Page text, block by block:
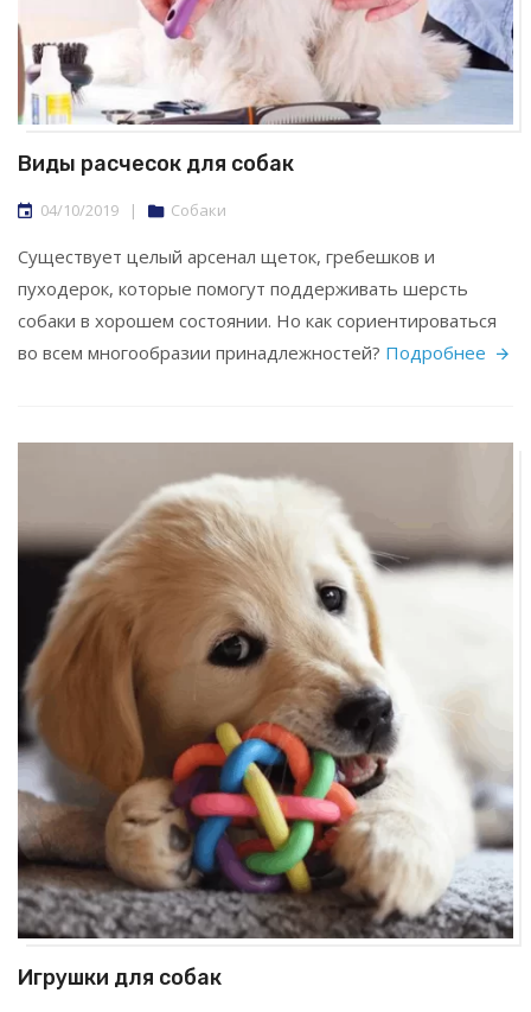
Виды расчесок для собак
04/10/2019 | Собаки
Существует целый арсенал щеток, гребешков и
пуходерок, которые помогут поддерживать шерсть
собаки в хорошем состоянии. Но как сориентироваться
во всем многообразии принадлежностей? Подробнее
Игрушки для собак